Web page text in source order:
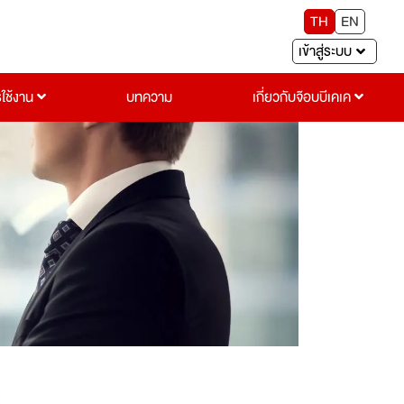
TH
EN
เข้าสู่ระบบ
ช้งาน บทความ เกี่ยวกับจ๊อบบีเคเค